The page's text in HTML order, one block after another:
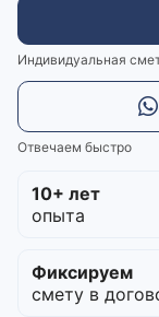
Индивидуальная
Отвечаем быстро
10+ лет
опыта
Фиксируем
смету в